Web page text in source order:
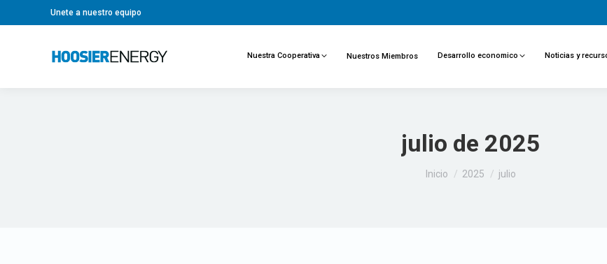
Unete a nuestro equipo
Nuestra Cooperativa Nuestros Miembros Desarrollo economico Noticias y
julio de 2025
Estás aquí:
Inicio 2025 julio